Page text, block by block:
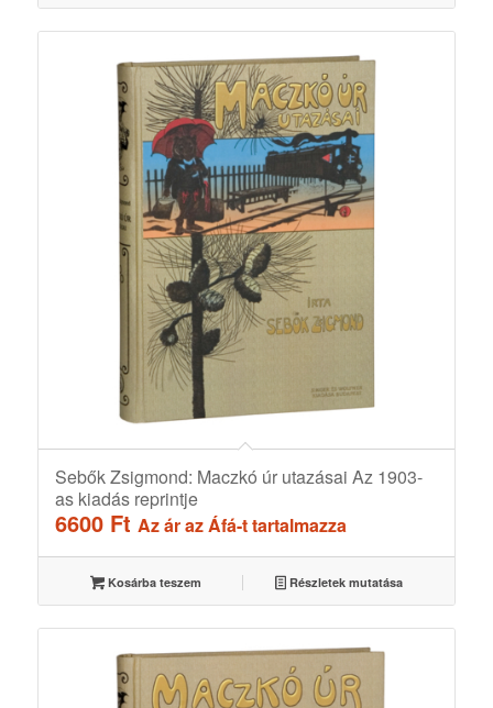
Sebők Zsigmond: Maczkó úr utazásai Az 1903-
as kiadás reprintje
6600 Ft Az ár az Áfá-t tartalmazza
Kosárba teszem Részletek mutatása